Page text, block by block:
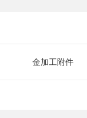
金加工附件